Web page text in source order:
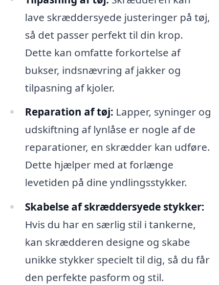
lave skræddersyede justeringer på tøj,
så det passer perfekt til din krop.
Dette kan omfatte forkortelse af
bukser, indsnævring af jakker og
tilpasning af kjoler.
Reparation af tøj: Lapper, syninger og
udskiftning af lynlåse er nogle af de
reparationer, en skrædder kan udføre.
Dette hjælper med at forlænge
levetiden på dine yndlingsstykker.
Skabelse af skræddersyede stykker:
Hvis du har en særlig stil i tankerne,
kan skrædderen designe og skabe
unikke stykker specielt til dig, så du får
den perfekte pasform og stil.